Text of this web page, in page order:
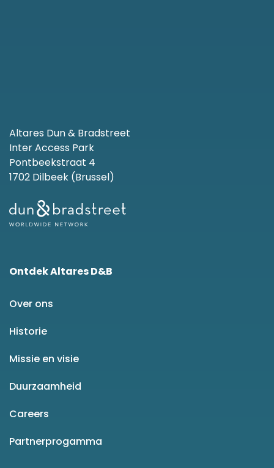
Altares Dun & Bradstreet
Inter Access Park
Pontbeekstraat 4
1702 Dilbeek (Brussel)
Ontdek Altares D&B
Over ons
Historie
Missie en visie
Duurzaamheid
Careers
Partnerprogamma